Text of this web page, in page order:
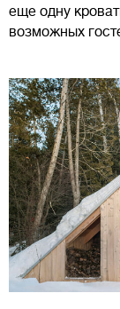
еще одну
возможных